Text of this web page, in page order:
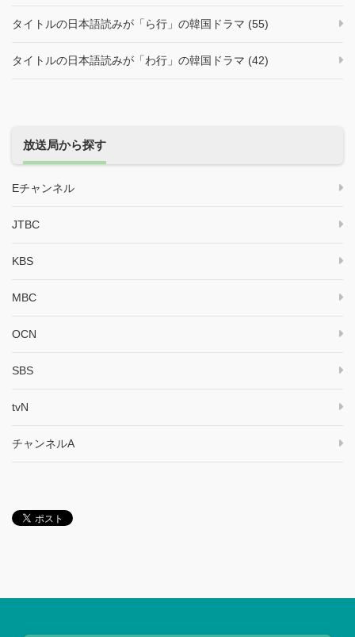
タイトルの日本語読みが「ら行」の韓国ドラマ (55)
タイトルの日本語読みが「わ行」の韓国ドラマ (42)
放送局から探す
Eチャンネル
JTBC
KBS
MBC
OCN
SBS
tvN
チャンネルA